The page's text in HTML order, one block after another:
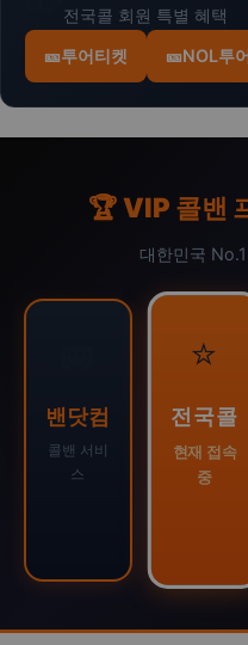
전국콜 회원 특별 혜택
🎫투어티켓 🎫NOL투
🏆 VIP 콜밴
대한민국
밴닷컴
콜밴 서비
스
⭐
전국콜
현재 접속
중